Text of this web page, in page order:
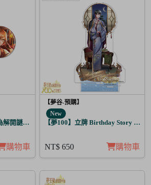
解開謎題的妳施加愛的魔法 格雷亞姆
購物車
【夢谷-預購】
New
【夢100】立牌 Birthday Story 藤目
NT$ 650 購物車